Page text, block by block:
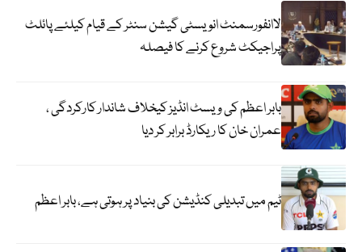
لاانفورسمنٹ انویسٹی گیشن سنٹر کے قیام کیلئے پائلٹ
پراجیکٹ شروع کرنے کا فیصلہ
بابر اعظم کی ویسٹ انڈیز کیخلاف شاندار کارکردگی ،
عمران خان کا ریکارڈ برابر کر دیا
ٹیم میں تبدیلی کنڈیشن کی بنیاد پر ہوتی ہے، بابر اعظم